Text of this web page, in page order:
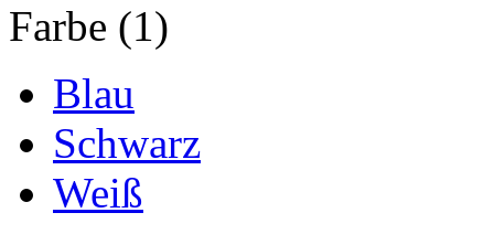
Farbe (1)
Blau
Schwarz
Weiß